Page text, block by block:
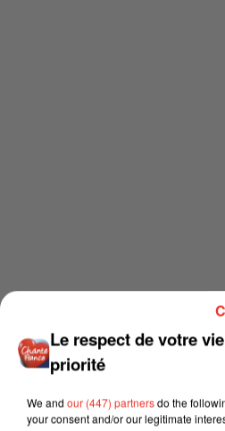
Le respect de votre
priorité
We and our (447) partnersdo the
your consent and/or our legitimate